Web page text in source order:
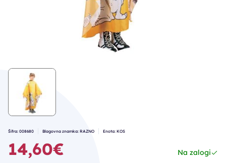
Šifra: 008680 Blagovna znamka: RAZNO Enota: KOS
14,60€ Na zalogi